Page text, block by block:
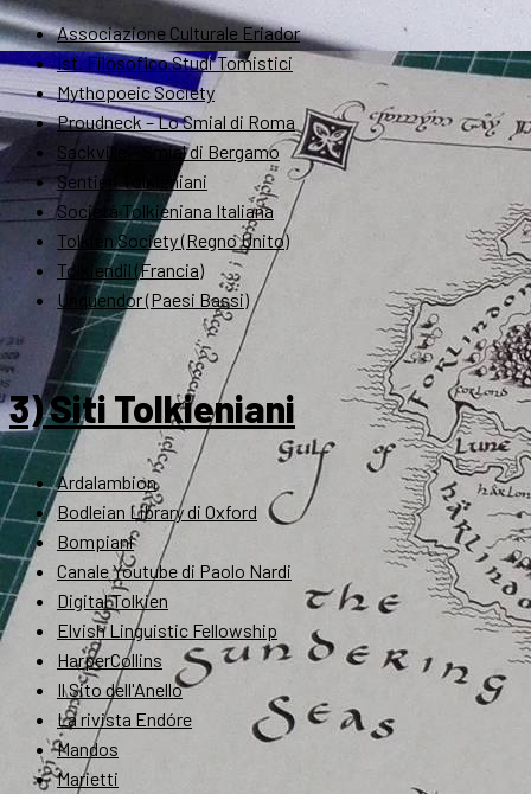
Associazione Culturale Eriador
Ist. Filosofico Studi Tomistici
Mythopoeic Society
Proudneck – Lo Smial di Roma
Sackville – Smial di Bergamo
Sentieri Tolkieniani
Società Tolkieniana Italiana
Tolkien Society (Regno Unito)
Tolkiendil (Francia)
Unquendor (Paesi Bassi)
3) Siti Tolkieniani
Ardalambion
Bodleian Library di Oxford
Bompiani
Canale Youtube di Paolo Nardi
Digital Tolkien
Elvish Linguistic Fellowship
HarperCollins
Il Sito dell'Anello
La rivista Endóre
Mandos
Marietti